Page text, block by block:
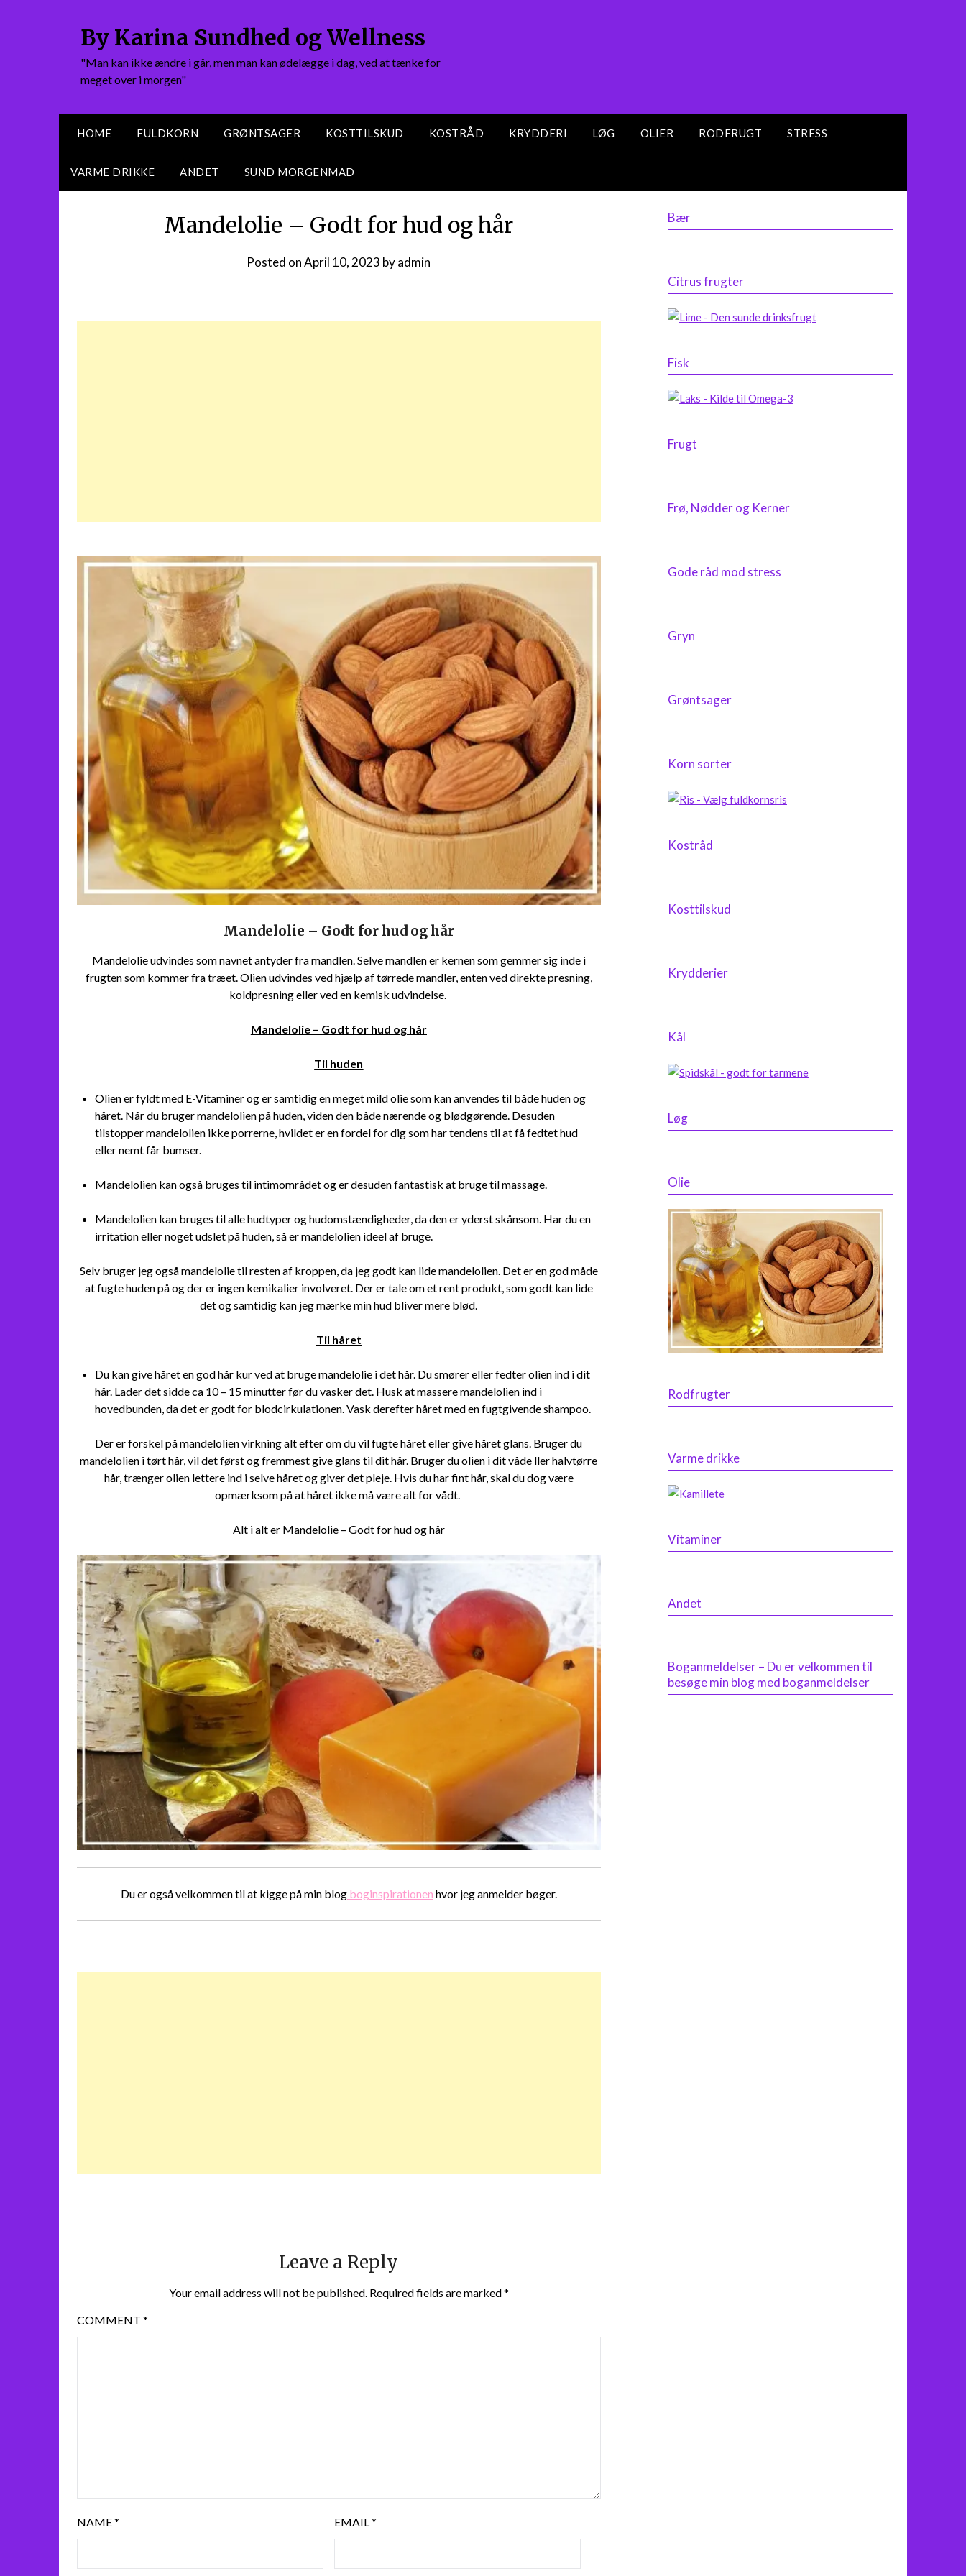
By Karina Sundhed og Wellness
"Man kan ikke ændre i går, men man kan ødelægge i dag, ved at tænke for
meget over i morgen"
HOME FULDKORN GRØNTSAGER KOSTTILSKUD KOSTRÅD KRYDDERI LØG OLIER RODFRUGT STRESS
VARME DRIKKE ANDET SUND MORGENMAD
Mandelolie – Godt for hud og hår
Posted onApril 10, 2023 byadmin
Mandelolie – Godt for hud og hår
Mandelolie udvindes som navnet antyder fra mandlen. Selve mandlen er kernen som gemmer sig inde i
frugten som kommer fra træet. Olien udvindes ved hjælp af tørrede mandler, enten ved direkte presning,
koldpresning eller ved en kemisk udvindelse.
Mandelolie – Godt for hud og hår
Til huden
Olien er fyldt med E-Vitaminer og er samtidig en meget mild olie som kan anvendes til både huden og
håret. Når du bruger mandelolien på huden, viden den både nærende og blødgørende. Desuden
tilstopper mandelolien ikke porrerne, hvildet er en fordel for dig som har tendens til at få fedtet hud
eller nemt får bumser.
Mandelolien kan også bruges til intimområdet og er desuden fantastisk at bruge til massage.
Mandelolien kan bruges til alle hudtyper og hudomstændigheder, da den er yderst skånsom. Har du en
irritation eller noget udslet på huden, så er mandelolien ideel af bruge.
Selv bruger jeg også mandelolie til resten af kroppen, da jeg godt kan lide mandelolien. Det er en god måde
at fugte huden på og der er ingen kemikalier involveret. Der er tale om et rent produkt, som godt kan lide
det og samtidig kan jeg mærke min hud bliver mere blød.
Til håret
Du kan give håret en god hår kur ved at bruge mandelolie i det hår. Du smører eller fedter olien ind i dit
hår. Lader det sidde ca 10 – 15 minutter før du vasker det. Husk at massere mandelolien ind i
hovedbunden, da det er godt for blodcirkulationen. Vask derefter håret med en fugtgivende shampoo.
Der er forskel på mandelolien virkning alt efter om du vil fugte håret eller give håret glans. Bruger du
mandelolien i tørt hår, vil det først og fremmest give glans til dit hår. Bruger du olien i dit våde ller halvtørre
hår, trænger olien lettere ind i selve håret og giver det pleje. Hvis du har fint hår, skal du dog være
opmærksom på at håret ikke må være alt for vådt.
Alt i alt er Mandelolie – Godt for hud og hår
Du er også velkommen til at kigge på min blogboginspirationen hvor jeg anmelder bøger.
Leave a Reply
Your email address will not be published. Required fields are marked*
COMMENT *
NAME* EMAIL*
Bær
Citrus frugter
Fisk
Frugt
Frø, Nødder og Kerner
Gode råd mod stress
Gryn
Grøntsager
Korn sorter
Kostråd
Kosttilskud
Krydderier
Kål
Løg
Olie
Rodfrugter
Varme drikke
Vitaminer
Andet
Boganmeldelser – Du er velkommen til
besøge min blog med boganmeldelser